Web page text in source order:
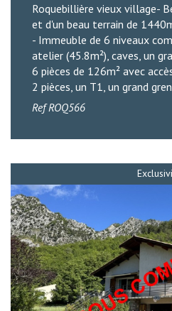
Roquebillière vieux village-
et d'un beau terrain de
- Immeuble de 6 niveaux
atelier (45.8m²), caves, un
6 pièces de 126m² avec
2 pièces, un T1, un grand
RefROQ566